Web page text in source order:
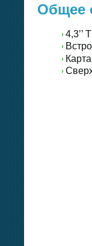
Общее
4,3’’